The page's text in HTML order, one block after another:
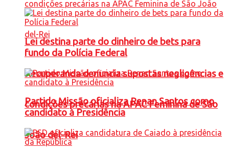
Recuperanda denuncia supostas negligências e
condições precárias na APAC Feminina de São
João del-Rei
Lei destina parte do dinheiro de bets para
fundo da Polícia Federal
Partido Missão oficializa Renan Santos como
candidato à Presidência